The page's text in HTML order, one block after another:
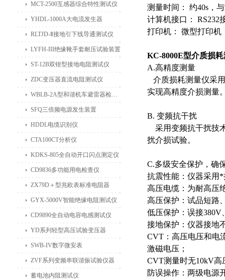
测量时间： 约40s，
计算机接口：
打印机： 微型打印机
KC-8000E型介质损
A.高精度测量
介质损耗测量仪采
实现高精度介损测量
B. 变频抗干扰
采用变频抗干扰技
扰介损试验。
C.多级安全保护，确
抗震性能：仪器采用
高压电缆：为耐高压
高压保护：试品短路
低压保护：误接
接地保护：仪器接地
CVT：高压电压和电
激磁电压；
CVT测量时无10kV高
防误操作：两级电源
MCT-2500互感器综合特性测试仪
YHDL-1000A大电流发生器
RLTJD-Ⅱ接地引下线导通测试仪
LYFH-III绝缘靴手套耐压试验装置
ST-12B双钳型接地电阻测试仪
ZDC变压器直流电阻测试仪
WBLB-2A型和谐机车避雷器检测仪
SFQ三倍频电源发生装置
HDDL电缆识别仪
CTA100CT分析仪
KDKS-805全自动开口闪点测定仪
CD9836多功能用电检查仪
ZX79D＋型兆欧表标准电阻器
GYX-5000V智能绝缘电阻测试仪
CD9890全自动电容电感测试仪
YD系列轻型高压试验变压器
SWB-IV数字微安表
ZVF系列变频串联谐振试验仪器
蓄电池内阻测试仪